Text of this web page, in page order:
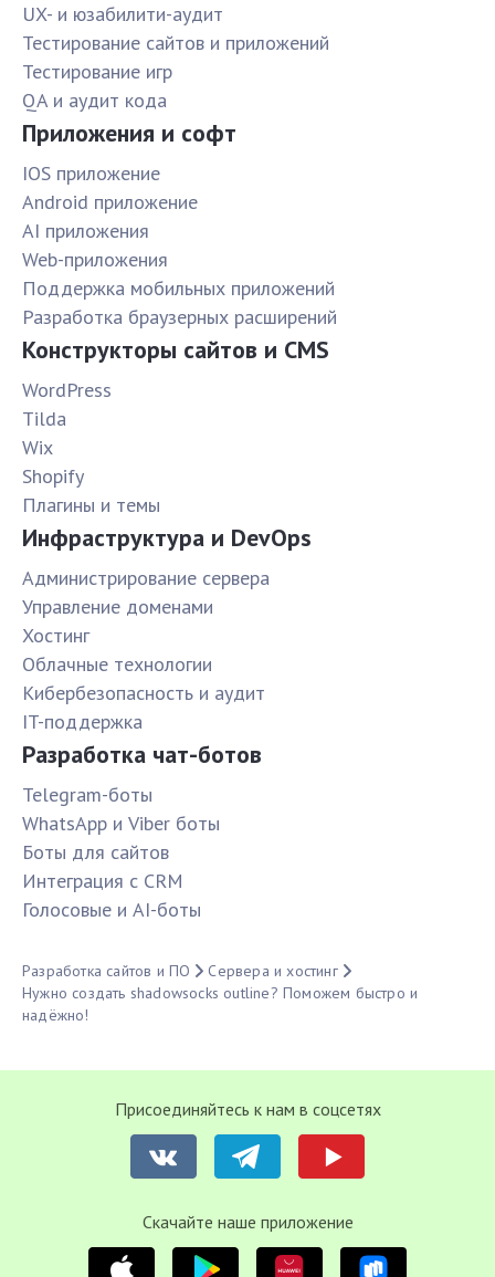
UX- и юзабилити-аудит
Тестирование сайтов и приложений
Тестирование игр
QA и аудит кода
Приложения и софт
IOS приложение
Android приложение
AI приложения
Web-приложения
Поддержка мобильных приложений
Разработка браузерных расширений
Конструкторы сайтов и CMS
WordPress
Tilda
Wix
Shopify
Плагины и темы
Инфраструктура и DevOps
Администрирование сервера
Управление доменами
Хостинг
Облачные технологии
Кибербезопасность и аудит
IT-поддержка
Разработка чат-ботов
Telegram-боты
WhatsApp и Viber боты
Боты для сайтов
Интеграция с CRM
Голосовые и AI-боты
Разработка сайтов и ПО
Сервера и хостинг
Нужно создать shadowsocks outline? Поможем быстро и
надёжно!
Присоединяйтесь к нам в соцсетях
Cкачайте наше приложение